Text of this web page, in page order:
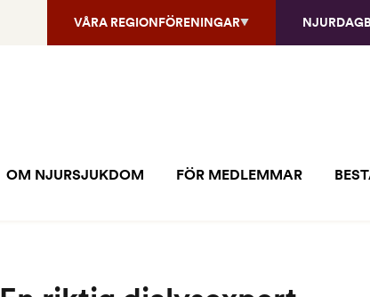
VÅRA REGIONFÖRENINGAR
OM NJURSJUKDOM FÖR MEDLEMMAR